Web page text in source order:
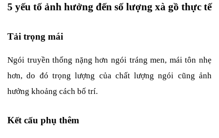
5 yếu tố ảnh hưởng đến số lượng xà gồ thực tế
Tải trọng mái
Ngói truyền thống nặng hơn ngói tráng men, mái tôn nhẹ
hơn, do đó trọng lượng của chất lượng ngói cũng ảnh
hưởng khoảng cách bố trí.
Kết cấu phụ thêm